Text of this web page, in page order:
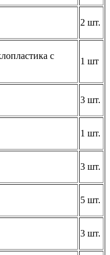
2 шт.
с
1 шт
3 шт.
1 шт.
3 шт.
5 шт.
3 шт.